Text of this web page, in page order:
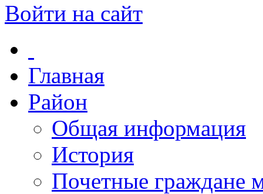
Войти на сайт
Главная
Район
Общая информация
История
Почетные граждане